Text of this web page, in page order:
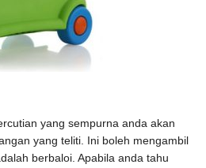
yang sempurna anda akan
yang teliti. Ini boleh mengambil
berbaloi. Apabila anda tahu